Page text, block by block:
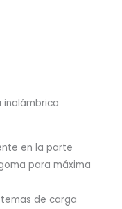
en la parte
para máxima
de carga